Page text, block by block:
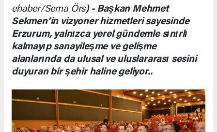
ehaber/Sema Örs) - Başkan Mehmet
Sekmen’in vizyoner hizmetleri sayesinde
Erzurum, yalnızca yerel gündemle sınırlı
kalmayıp sanayileşme ve gelişme
alanlarında da ulusal ve uluslararası sesini
duyuran bir şehir haline geliyor..